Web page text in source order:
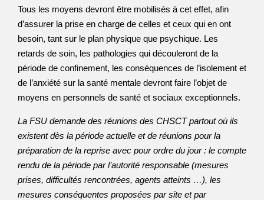
Tous les moyens devront être mobilisés à cet effet, afin
d’assurer la prise en charge de celles et ceux qui en ont
besoin, tant sur le plan physique que psychique. Les
retards de soin, les pathologies qui découleront de la
période de confinement, les conséquences de l’isolement et
de l’anxiété sur la santé mentale devront faire l’objet de
moyens en personnels de santé et sociaux exceptionnels.
La FSU demande des réunions des CHSCT partout où ils
existent dès la période actuelle et de réunions pour la
préparation de la reprise avec pour ordre du jour : le compte
rendu de la période par l’autorité responsable (mesures
prises, difficultés rencontrées, agents atteints …), les
mesures conséquentes proposées par site et par